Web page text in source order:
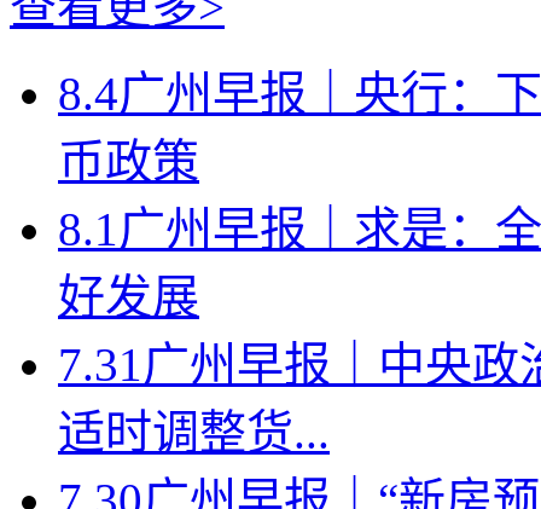
8.4广州早报｜央行：
币政策
8.1广州早报｜求是：
好发展
7.31广州早报｜中央
适时调整货...